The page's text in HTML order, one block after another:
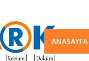
ANASAYFA